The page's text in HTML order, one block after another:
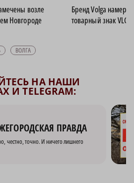
возле
Новгороде
Бренд Volga
товарный знак VLG
ВОЛГА
НА НАШИ
И TELEGRAM:
ПРАВДА
честно, точно. И ничего лишнего